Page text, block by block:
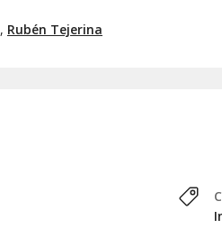
, Rubén Tejerina